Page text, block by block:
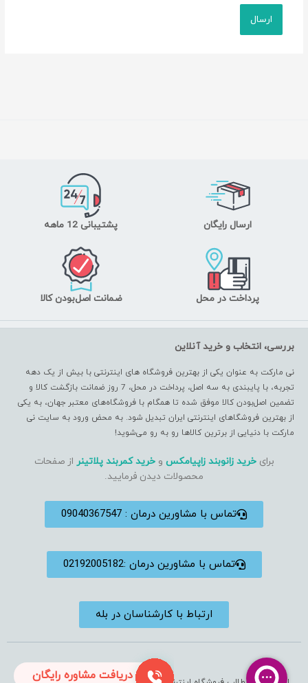
ارسال رایگان پشتیبانی 12 ماهه
پرداخت در محل ضمانت اصل‌بودن کالا
بررسی، انتخاب و خرید آنلاین
نی مارکت به عنوان یکی از بهترین فروشگاه های اینترنتی با بیش از یک دهه
تجربه، با پایبندی به سه اصل، پرداخت در محل، 7 روز ضمانت بازگشت کالا و
تضمین اصل‌بودن کالا موفق شده تا همگام با فروشگاه‌های معتبر جهان، به یکی
از بهترین فروشگاهای اینترنتی ایران تبدیل شود. به محض ورود به سایت نی
مارکت با دنیایی از برترین کالاها رو به رو می‌شوید!
برایخرید زانوبند زاپیامکس وخرید کمربند پلاتینر از صفحات
محصولات دیدن فرمایید.
تماس با مشاورین درمان : 09040367547
تماس با مشاورین درمان :02192005182
ارتباط با کارشناسان در بله
دریافت مشاوره رایگان